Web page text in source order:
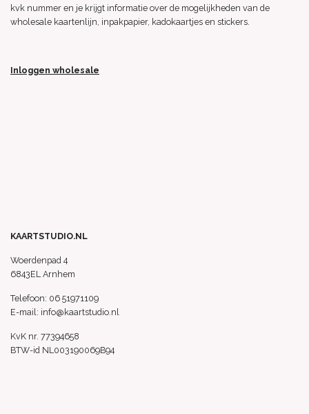
kvk nummer en je krijgt informatie over de mogelijkheden van de
wholesale kaartenlijn, inpakpapier, kadokaartjes en stickers.
Inloggen wholesale
KAARTSTUDIO.NL
Woerdenpad 4
6843EL Arnhem
Telefoon: 06 51971109
E-mail: info@kaartstudio.nl
KvK nr. 77394658
BTW-id NL003190069B94